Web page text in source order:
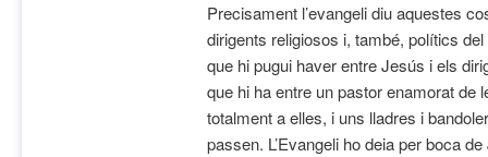
Precisament l’evangeli diu aquestes
dirigents religiosos i, també, polítics
que hi pugui haver entre Jesús i els
que hi ha entre un pastor enamorat de
totalment a elles, i uns lladres i
passen. L’Evangeli ho deia per boca